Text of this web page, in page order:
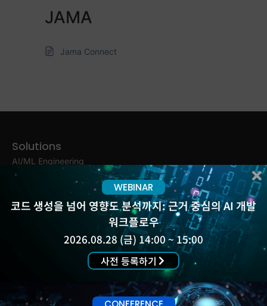
JAMA
Jama Connect
Solutions
AI/ML Engineering
ALM Engineering
Testing & Security
Experience Platform
About Us
Products
Customers
Blog
Events
Insight Report
Contact
(유)슬렉슨
서울 강서구 양천로
583 (우림블루나인) A-
2003,4
02-555-4887, 4847
WEBINAR
코드 생성을 넘어 영향도 분석까지: 근거 중심의 AI 개발
워크플로우
2026.08.28 (금) 14:00 ~ 15:00
사전 등록하기